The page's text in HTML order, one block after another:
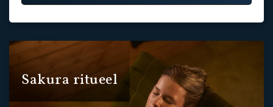
Sakura ritueel